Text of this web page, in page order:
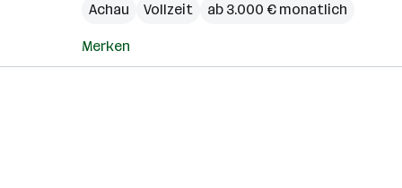
Achau
Vollzeit ab 3.000 € monatlich
Merken